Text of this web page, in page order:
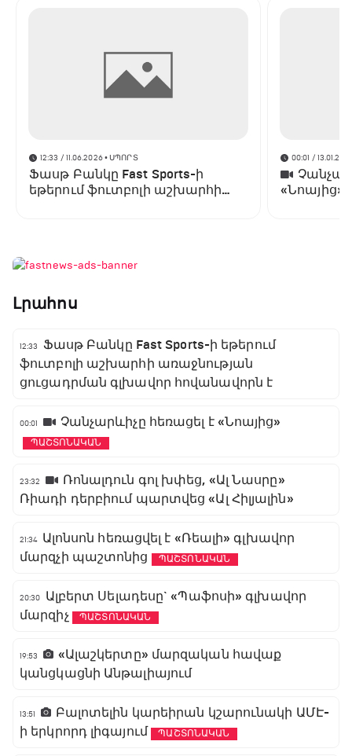
12:33 / 11.06.2026• ՍՊՈՐՏ
Ֆասթ Բանկը Fast Sports-ի
եթերում ֆուտբոլի աշխարհի
00:01 /
«Նոայից»
Լրահոս
12:33
Ֆասթ Բանկը Fast Sports-ի եթերում
ֆուտբոլի աշխարհի առաջնության
ցուցադրման գլխավոր հովանավորն է
00:01 Չանչարևիչը հեռացել է «Նոայից»
ՊԱՇՏՈՆԱԿԱՆ
23:32
Ռոնալդուն գոլ խփեց, «Ալ Նասրը»
Ռիադի դերբիում պարտվեց «Ալ Հիլյալին»
21:34 Ալոնսոն հեռացվել է «Ռեալի» գլխավոր
մարզչի պաշտոնից
ՊԱՇՏՈՆԱԿԱՆ
20:30
Ալբերտ Սելադեսը` «Պաֆոսի» գլխավոր
մարզիչ
ՊԱՇՏՈՆԱԿԱՆ
19:53
«Ալաշկերտը» մարզական հավաք
կանցկացնի Անթալիայում
13:51
Բալոտելին կարեիրան կշարունակի ԱՄԷ-
ի երկրորդ լիգայում
ՊԱՇՏՈՆԱԿԱՆ